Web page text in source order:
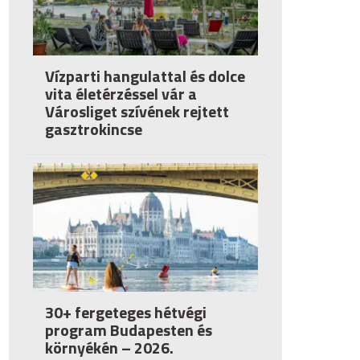
Vízparti hangulattal és dolce
vita életérzéssel vár a
Városliget szívének rejtett
gasztrokincse
30+ fergeteges hétvégi
program Budapesten és
környékén – 2026.